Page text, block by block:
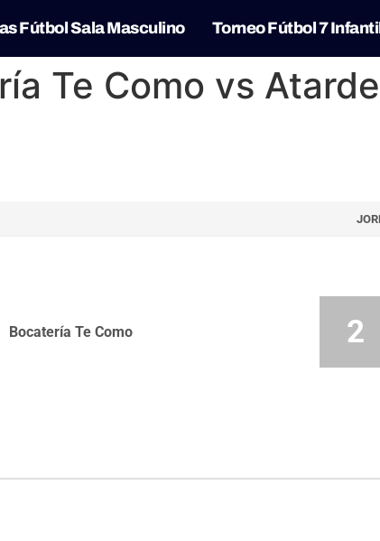
Fútbol Sala Masculino Torneo Fútbol 7
Te Como vs
Bocatería Te Como 2